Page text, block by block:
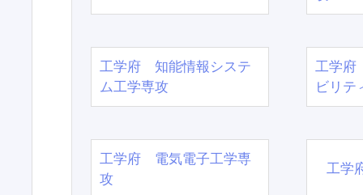
工学府 知能情報システ
ム工学専攻
工学府
ビリテ
工学府 電気電子工学専
攻
工学